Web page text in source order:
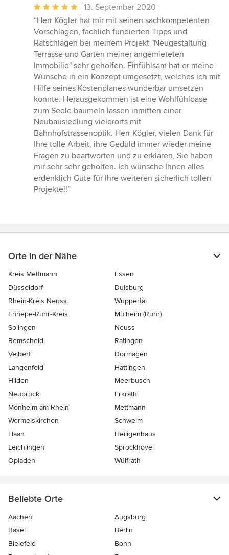
Durchschnittliche
Bewertung:
5
von
5
Sternen
13. September 2020
“Herr Kögler hat mir mit seinen sachkompetenten
Vorschlägen, fachlich fundierten Tipps und
Ratschlägen bei meinem Projekt "Neugestaltung
Terrasse und Garten meiner angemieteten
Immobilie" sehr geholfen. Einfühlsam hat er meine
Wünsche in ein Konzept umgesetzt, welches ich mit
Hilfe seines Kostenplanes wunderbar umsetzen
konnte. Herausgekommen ist eine Wohlfühloase
zum Seele baumeln lassen inmitten einer
Neubausiedlung vielerorts mit
Bahnhofstrassenoptik. Herr Kögler, vielen Dank für
Ihre tolle Arbeit, ihre Geduld immer wieder meine
Fragen zu beartworten und zu erklären, Sie haben
mir sehr sehr geholfen. Ich wünsche Ihnen alles
erdenklich Gute für Ihre weiteren sicherlich tollen
Projekte!!”
Orte in der Nähe
Kreis Mettmann
Essen
Düsseldorf
Duisburg
Rhein-Kreis Neuss
Wuppertal
Ennepe-Ruhr-Kreis
Mülheim (Ruhr)
Solingen
Neuss
Remscheid
Ratingen
Velbert
Dormagen
Langenfeld
Hattingen
Hilden
Meerbusch
Neubrück
Erkrath
Monheim am Rhein
Mettmann
Wermelskirchen
Schwelm
Haan
Heiligenhaus
Leichlingen
Sprockhövel
Opladen
Wülfrath
Beliebte Orte
Aachen
Augsburg
Basel
Berlin
Bielefeld
Bonn